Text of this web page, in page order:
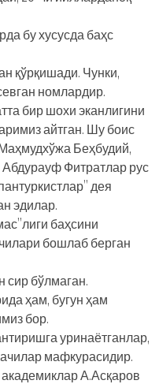
бу хусусда баҳс
қўрқишади. Чунки,
номлардир.
бир шохи эканлигини
айтган. Шу боис
Беҳбудий,
Фитратлар рус
дея
эдилар.
баҳсини
бошлаб берган
сир бўлмаган.
ҳам, бугун ҳам
бор.
уринаётганлар,
мафкурасидир.
А.Асқаров